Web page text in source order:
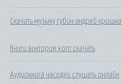
Скачать музыку губин андрей крошка
Книги виктория холт скачать
Аудиокнига часодеи слушать онлайн